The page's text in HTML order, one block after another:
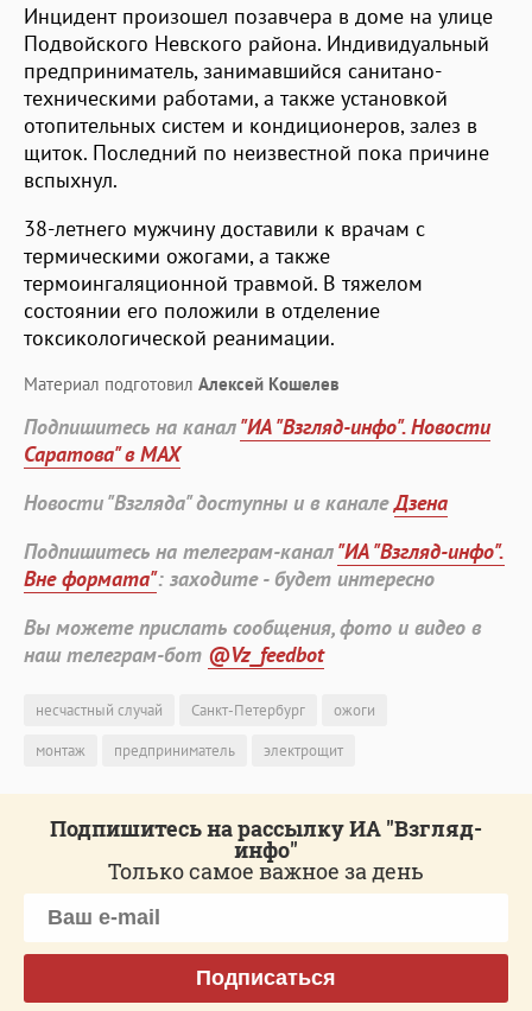
Инцидент произошел позавчера в доме на улице
Подвойского Невского района. Индивидуальный
предприниматель, занимавшийся санитано-
техническими работами, а также установкой
отопительных систем и кондиционеров, залез в
щиток. Последний по неизвестной пока причине
вспыхнул.
38-летнего мужчину доставили к врачам с
термическими ожогами, а также
термоингаляционной травмой. В тяжелом
состоянии его положили в отделение
токсикологической реанимации.
Материал подготовил Алексей Кошелев
Подпишитесь на канал"ИА "Взгляд-инфо". Новости
Саратова" в MAX
Новости "Взгляда" доступны и в каналеДзена
Подпишитесь на телеграм-канал"ИА "Взгляд-инфо".
Вне формата": заходите - будет интересно
Вы можете прислать сообщения, фото и видео в
наш телеграм-бот @Vz_feedbot
несчастный случай Санкт-Петербург
ожоги
монтаж
предприниматель электрощит
Подпишитесь на рассылку ИА "Взгляд-
инфо"
Только самое важное за день
Подписаться